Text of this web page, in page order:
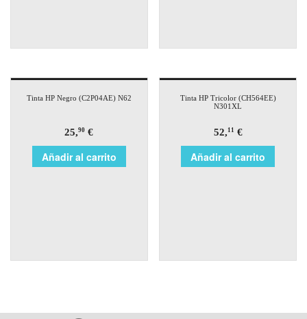
Tinta HP Negro (C2P04AE) N62
25,90 €
Añadir al carrito
Tinta HP Tricolor (CH564EE)
N301XL
52,11 €
Añadir al carrito